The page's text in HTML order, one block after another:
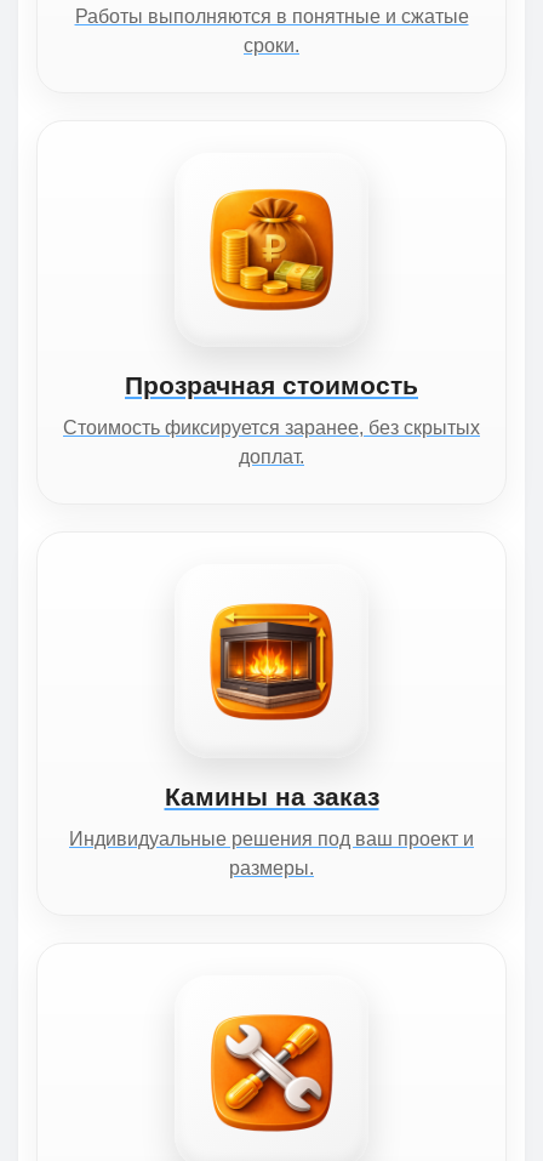
Работы выполняются в понятные и сжатые
сроки.
Прозрачная стоимость
Стоимость фиксируется заранее, без скрытых
доплат.
Камины на заказ
Индивидуальные решения под ваш проект и
размеры.